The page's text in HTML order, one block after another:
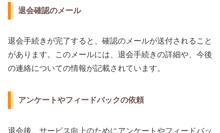
退会確認のメール
退会手続きが完了すると、確認のメールが送付されること
があります。このメールには、退会手続きの詳細や、今後
の連絡についての情報が記載されています。
アンケートやフィードバックの依頼
退会後、サービス向上のためにアンケートやフィードバッ